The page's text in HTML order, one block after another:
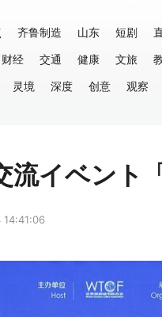
齐鲁制造 山东 短剧
财经 交通 健康 文旅
灵境 深度 创意 观察
流イベント